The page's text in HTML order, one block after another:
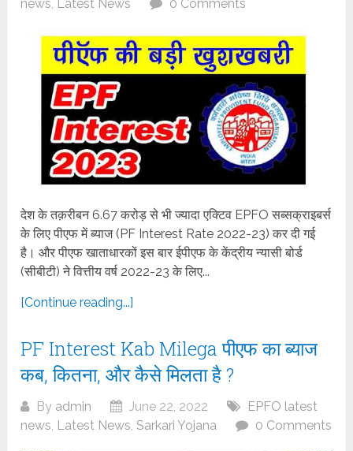
news, Latest News 0 Comments
देश के तक़रीबन 6.67 करोड़ से भी ज्यादा एक्टिव EPFO सब्सक्राइबर्स
के लिए पीएफ में ब्याज (PF Interest Rate 2022-23) कर दी गई
है। और पीएफ खाताधारकों इस बार ईपीएफ के केंद्रीय न्यासी बोर्ड
(सीबीटी) ने वित्तीय वर्ष 2022-23 के लिए...
[Continue reading...]
PF Interest Kab Milega पीएफ का ब्याज
कब, कितना, और कैसे मिलता है ?
By admin June 22, 2022
EPFO latest
news, Latest News,Sarkari Yojana 0 Comments